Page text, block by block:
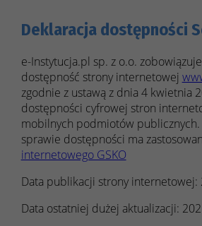
Deklaracja dostępności
e-Instytucja.pl sp. z o.o.
dostępność strony internetowej
zgodnie z ustawą z dnia 4 kwietnia
dostępności cyfrowej stron
mobilnych podmiotów
sprawie dostępności ma
internetowego GSKO
Data publikacji strony internetowej:
Data ostatniej dużej aktualizacji: